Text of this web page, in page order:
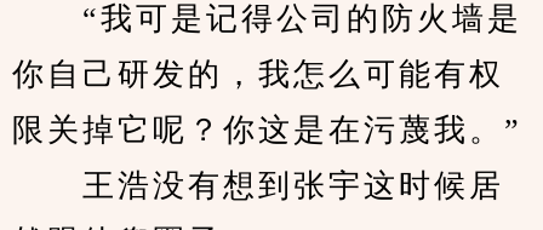
“我可是记得公司的防火墙是
你自己研发的，我怎么可能有权
限关掉它呢？你这是在污蔑我。”
王浩没有想到张宇这时候居